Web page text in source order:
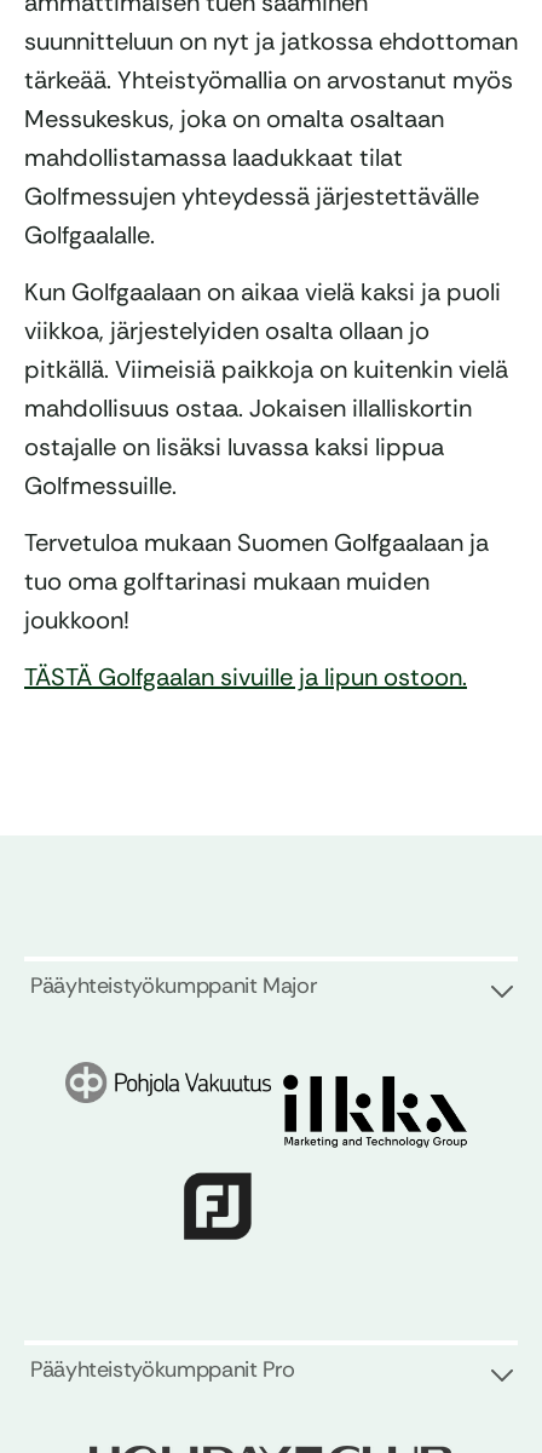
suunnitteluun on nyt ja jatkossa ehdottoman
tärkeää. Yhteistyömallia on arvostanut myös
Messukeskus, joka on omalta osaltaan
mahdollistamassa laadukkaat tilat
Golfmessujen yhteydessä järjestettävälle
Golfgaalalle.
Kun Golfgaalaan on aikaa vielä kaksi ja puoli
viikkoa, järjestelyiden osalta ollaan jo
pitkällä. Viimeisiä paikkoja on kuitenkin vielä
mahdollisuus ostaa. Jokaisen illalliskortin
ostajalle on lisäksi luvassa kaksi lippua
Golfmessuille.
Tervetuloa mukaan Suomen Golfgaalaan ja
tuo oma golftarinasi mukaan muiden
joukkoon!
TÄSTÄ Golfgaalan sivuille ja lipun ostoon.
Pääyhteistyökumppanit Major
Pääyhteistyökumppanit Pro